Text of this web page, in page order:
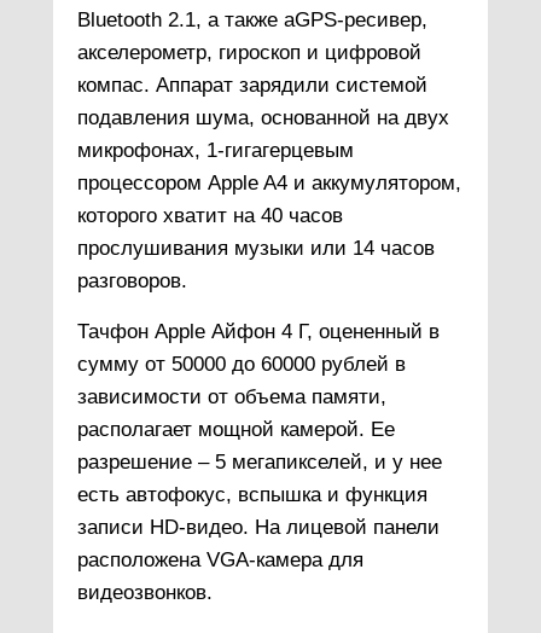
Bluetooth 2.1, а также aGPS-ресивер,
акселерометр, гироскоп и цифровой
компас. Аппарат зарядили системой
подавления шума, основанной на двух
микрофонах, 1-гигагерцевым
процессором Apple A4 и аккумулятором,
которого хватит на 40 часов
прослушивания музыки или 14 часов
разговоров.
Тачфон Apple Айфон 4 Г, оцененный в
сумму от 50000 до 60000 рублей в
зависимости от объема памяти,
располагает мощной камерой. Ее
разрешение – 5 мегапикселей, и у нее
есть автофокус, вспышка и функция
записи HD-видео. На лицевой панели
расположена VGA-камера для
видеозвонков.